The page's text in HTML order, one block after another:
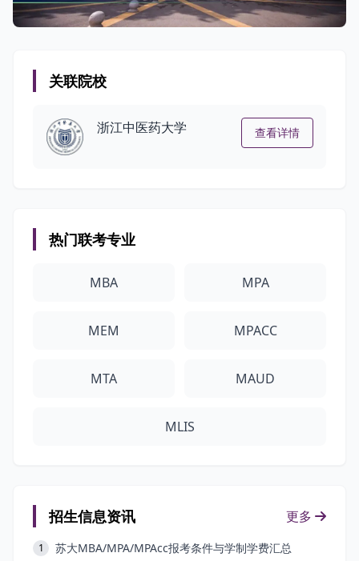
关联院校
浙江中医药大学 查看详情
热门联考专业
MBA MPA
MEM MPACC
MTA MAUD
MLIS
招生信息资讯 更多
1 苏大MBA/MPA/MPAcc报考条件与学制学费汇总